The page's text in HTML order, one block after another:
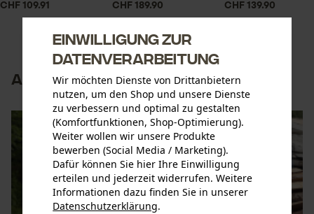
CHF 109.91 CHF 189.90 CHF 139.90
Alle Styles im Überblick
Einwilligung zur
Datenverarbeitung
Wir möchten Dienste von Drittanbietern
nutzen, um den Shop und unsere Dienste
zu verbessern und optimal zu gestalten
(Komfortfunktionen, Shop-Optimierung).
Weiter wollen wir unsere Produkte
bewerben (Social Media / Marketing).
Dafür können Sie hier Ihre Einwilligung
erteilen und jederzeit widerrufen. Weitere
Informationen dazu finden Sie in unserer
Datenschutzerklärung.